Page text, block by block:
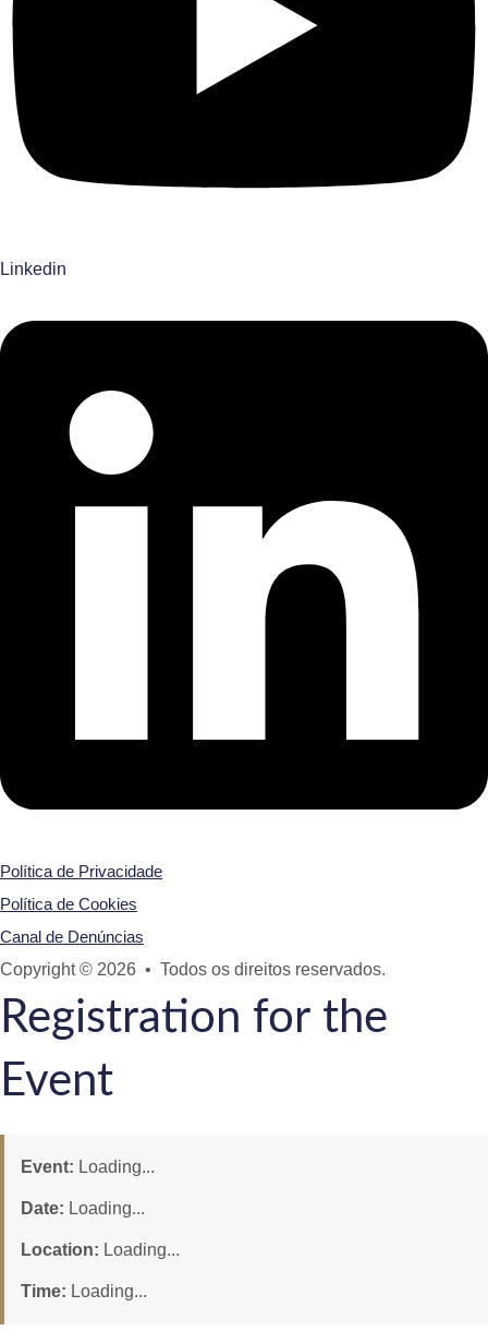
Linkedin
Política de Privacidade
Política de Cookies
Canal de Denúncias
Copyright © 2026 • Todos os direitos reservados.
Registration for the
Event
Event: Loading...
Date: Loading...
Location: Loading...
Time: Loading...